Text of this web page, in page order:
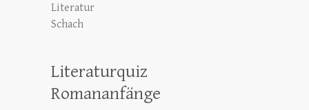
Literatur
Schach
Literaturquiz
Romananfänge